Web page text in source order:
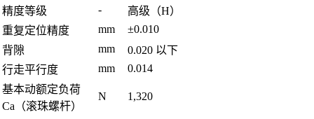
精度等级
-
高级（H）
重复定位精度
mm
±0.010
背隙
mm
0.020 以下
行走平行度
mm
0.014
基本动额定负荷
Ca（滚珠螺杆）
N 1,320